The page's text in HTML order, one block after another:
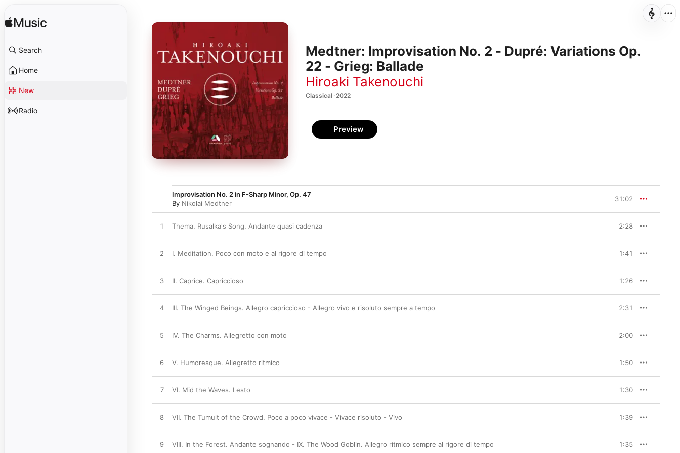
Search
Home
New
Radio
Medtner: Improvisation No. 2 - Dupré: Variations Op.
22 - Grieg: Ballade
Hiroaki Takenouchi
Classical · 2022
Preview
Improvisation No. 2 in F-Sharp Minor, Op. 47
By Nikolai Medtner
31:02
1 Thema. Rusalka's Song. Andante quasi cadenza 2:28
2 I. Meditation. Poco con moto e al rigore di tempo 1:41
3 II. Caprice. Capriccioso 1:26
4 III. The Winged Beings. Allegro capriccioso - Allegro vivo e risoluto sempre a tempo 2:31
5 IV. The Charms. Allegretto con moto 2:00
6 V. Humoresque. Allegretto ritmico 1:50
7 VI. Mid the Waves. Lesto 1:30
8 VII. The Tumult of the Crowd. Poco a poco vivace - Vivace risoluto - Vivo 1:39
9 VIII. In the Forest. Andante sognando - IX. The Wood Goblin. Allegro ritmico sempre al rigore di tempo 1:35